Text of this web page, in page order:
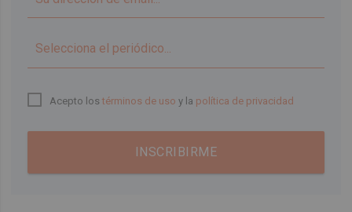
Acepto lostérminos de uso y la política de privacidad
INSCRIBIRME